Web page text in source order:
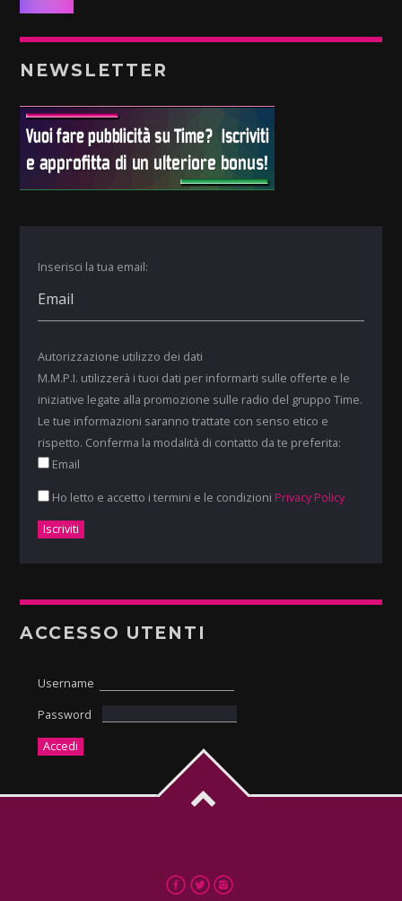
NEWSLETTER
Inserisci la tua email:
Autorizzazione utilizzo dei dati
M.M.P.I. utilizzerà i tuoi dati per informarti sulle offerte e le
iniziative legate alla promozione sulle radio del gruppo Time.
Le tue informazioni saranno trattate con senso etico e
rispetto. Conferma la modalità di contatto da te preferita:
Email
Ho letto e accetto i termini e le condizioni Privacy Policy
ACCESSO UTENTI
Username
Password